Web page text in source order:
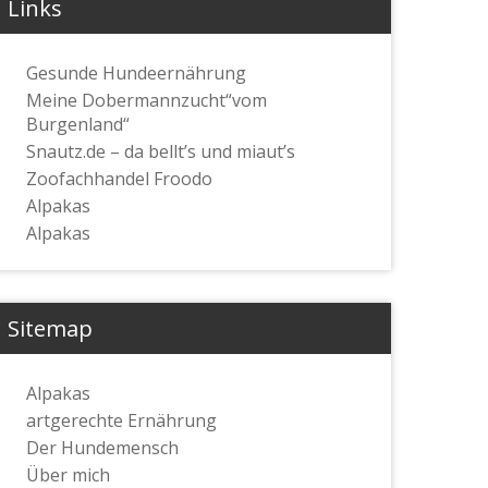
Links
Gesunde Hundeernährung
Meine Dobermannzucht“vom
Burgenland“
Snautz.de – da bellt’s und miaut’s
Zoofachhandel Froodo
Alpakas
Alpakas
Sitemap
Alpakas
artgerechte Ernährung
Der Hundemensch
Über mich